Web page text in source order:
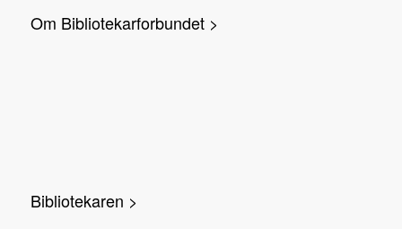
Om Bibliotekarforbundet >
Bibliotekaren >